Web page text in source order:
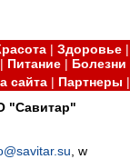
|Здоровье
| Питание| Болезни
сайта| Партнеры
"Савитар"
,w